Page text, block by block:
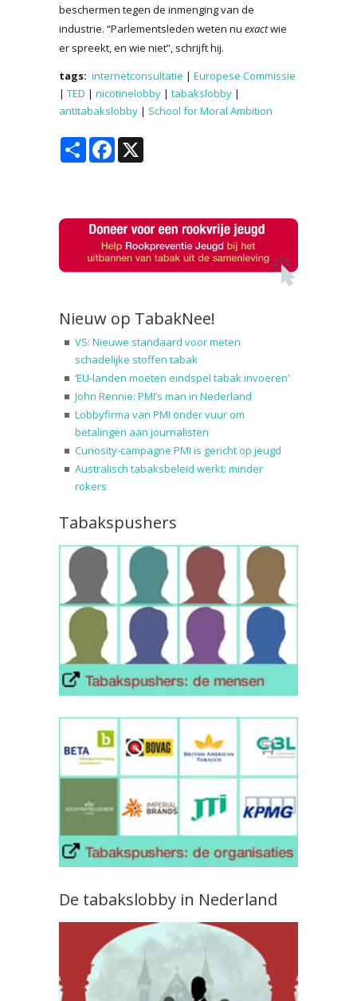
beschermen tegen de inmenging van de
industrie. “Parlementsleden weten nu exactwie
er spreekt, en wie niet”, schrijft hij.
tags: internetconsultatie | Europese Commissie
| TED | nicotinelobby | tabakslobby |
antitabakslobby | School for Moral Ambition
Share Facebook
Nieuw op TabakNee!
VS: Nieuwe standaard voor meten
schadelijke stoffen tabak
‘EU-landen moeten eindspel tabak invoeren’
John Rennie: PMI’s man in Nederland
Lobbyfirma van PMI onder vuur om
betalingen aan journalisten
Curiosity-campagne PMI is gericht op jeugd
Australisch tabaksbeleid werkt: minder
rokers
Tabakspushers
De tabakslobby in Nederland